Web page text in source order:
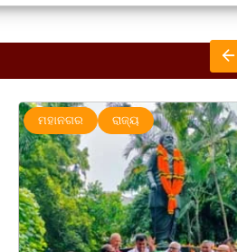
UNCATEGORIZED ମହାନଗର